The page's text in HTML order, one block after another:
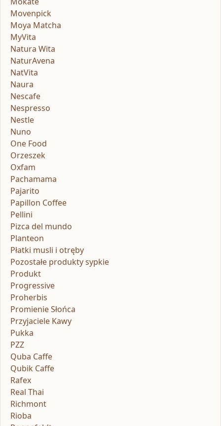
Movenpick
Moya Matcha
MyVita
Natura Wita
NaturAvena
NatVita
Naura
Nescafe
Nespresso
Nestle
Nuno
One Food
Orzeszek
Oxfam
Pachamama
Pajarito
Papillon Coffee
Pellini
Pizca del mundo
Planteon
Płatki musli i otręby
Pozostałe produkty sypkie
Produkt
Progressive
Proherbis
Promienie Słońca
Przyjaciele Kawy
Pukka
PZZ
Quba Caffe
Qubik Caffe
Rafex
Real Thai
Richmont
Rioba